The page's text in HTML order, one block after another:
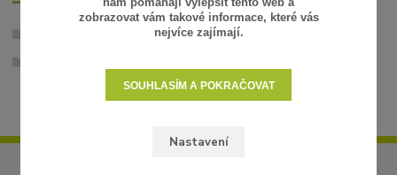
zobrazovat vám takové informace, které vás
nejvíce zajímají.
Nastavení
SOUHLASÍM A POKRAČOVAT